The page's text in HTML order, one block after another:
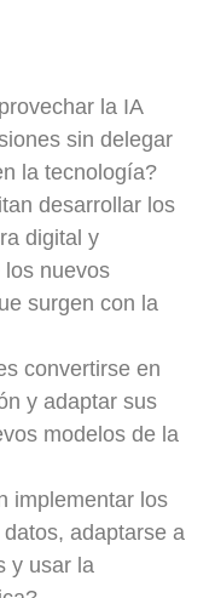
la IA
sin delegar
la tecnología?
desarrollar los
digital y
nuevos
surgen con la
convertirse en
y adaptar sus
modelos de la
implementar los
adaptarse a
y usar la